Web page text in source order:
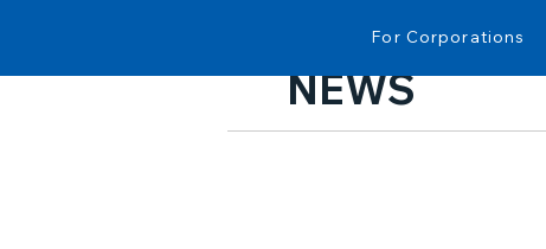
For Corporations
NEWS